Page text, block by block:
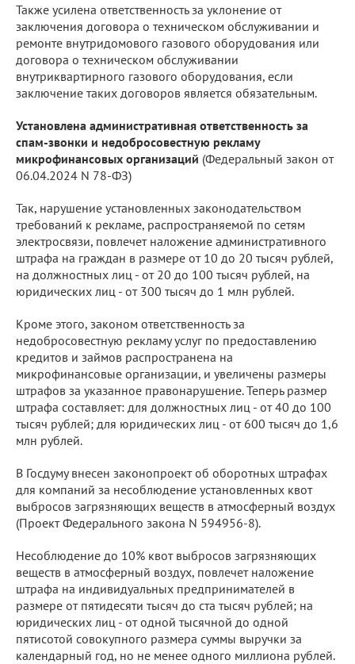
Также усилена ответственность за уклонение от
заключения договора о техническом обслуживании и
ремонте внутридомового газового оборудования или
договора о техническом обслуживании
внутриквартирного газового оборудования, если
заключение таких договоров является обязательным.
Установлена административная ответственность за
спам-звонки и недобросовестную рекламу
микрофинансовых организаций (Федеральный закон от
06.04.2024 N 78-ФЗ)
Так, нарушение установленных законодательством
требований к рекламе, распространяемой по сетям
электросвязи, повлечет наложение административного
штрафа на граждан в размере от 10 до 20 тысяч рублей,
на должностных лиц - от 20 до 100 тысяч рублей, на
юридических лиц - от 300 тысяч до 1 млн рублей.
Кроме этого, законом ответственность за
недобросовестную рекламу услуг по предоставлению
кредитов и займов распространена на
микрофинансовые организации, и увеличены размеры
штрафов за указанное правонарушение. Теперь размер
штрафа составляет: для должностных лиц - от 40 до 100
тысяч рублей; для юридических лиц - от 600 тысяч до 1,6
млн рублей.
В Госдуму внесен законопроект об оборотных штрафах
для компаний за несоблюдение установленных квот
выбросов загрязняющих веществ в атмосферный воздух
(Проект Федерального закона N 594956-8).
Несоблюдение до 10% квот выбросов загрязняющих
веществ в атмосферный воздух, повлечет наложение
штрафа на индивидуальных предпринимателей в
размере от пятидесяти тысяч до ста тысяч рублей; на
юридических лиц - от одной тысячной до одной
пятисотой совокупного размера суммы выручки за
календарный год, но не менее одного миллиона рублей.